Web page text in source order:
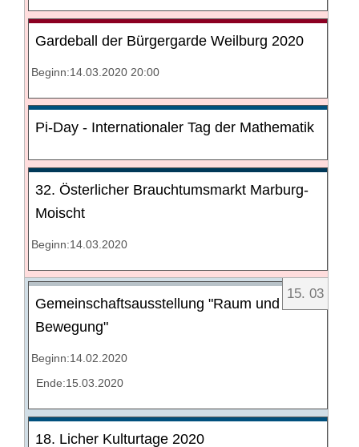
Gardeball der Bürgergarde Weilburg 2020
Beginn:14.03.2020 20:00
Pi-Day - Internationaler Tag der Mathematik
32. Österlicher Brauchtumsmarkt Marburg-
Moischt
Beginn:14.03.2020
15. 03
Gemeinschaftsausstellung "Raum und
Bewegung"
Beginn:14.02.2020
Ende:15.03.2020
18. Licher Kulturtage 2020